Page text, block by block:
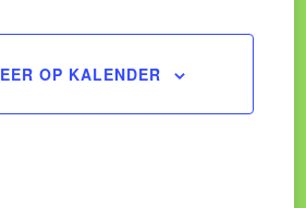
OP KALENDER